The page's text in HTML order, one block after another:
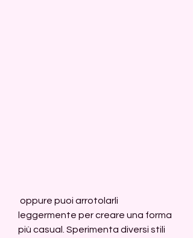
leggermente per creare una forma
più casual. Sperimenta diversi stili